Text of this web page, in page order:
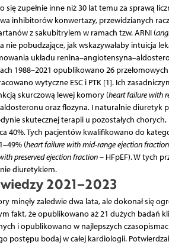
się zupełnie inne niż 30 lat temu za sprawą
inhibitorów konwertazy, przewidzianych
z sakubitrylem w ramach tzw. ARNI (
nie pobudzające, jak wskazywałaby intuicja
układu
1988–2021 opublikowano 26
wytyczne ESC i PTK [1]. Ich
skurczową lewej komory (heart failure with
oraz flozyna. I naturalnie diuretyk
skutecznej terapii u pozostałych
40%. Tych pacjentów kwalifikowano do
(heart failure with mid-range ejection fraction
preserved ejection fraction– HFpEF). W tych
diuretykiem.
2021–2023
minęły zaledwie dwa lata, ale dokonał się
fakt, że opublikowano aż 21 dużych badań
i opublikowano w najlepszych
postępu bodaj w całej kardiologii.